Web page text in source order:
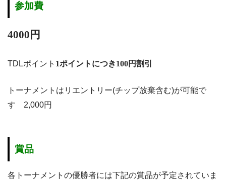
参加費
4000円
TDLポイント 1ポイントにつき100円割引
トーナメントはリエントリー(チップ放棄含む)が可能で
す 2,000円
賞品
各トーナメントの優勝者には下記の賞品が予定されていま